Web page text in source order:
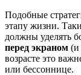
Подобные
этапу жизни.
должны уделять
перед экраном (и
возрасте это
или бессоннице.